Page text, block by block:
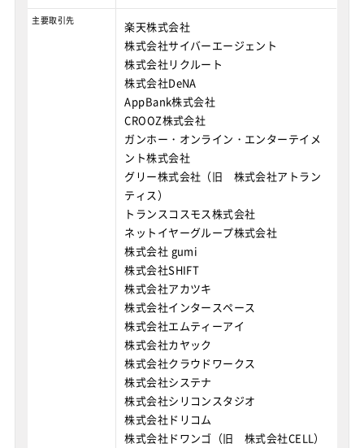
主要取引先
楽天株式会社
株式会社サイバーエージェント
株式会社リクルート
株式会社DeNA
AppBank株式会社
CROOZ株式会社
ガンホー・オンライン・エンターテイメ
ント株式会社
グリー株式会社（旧 株式会社アトラン
ティス）
トランスコスモス株式会社
ネットイヤーグループ株式会社
株式会社 gumi
株式会社SHIFT
株式会社アカツキ
株式会社インタースペース
株式会社エムティーアイ
株式会社カヤック
株式会社クラウドワークス
株式会社システナ
株式会社シリコンスタジオ
株式会社ドリコム
株式会社ドワンゴ（旧 株式会社CELL）